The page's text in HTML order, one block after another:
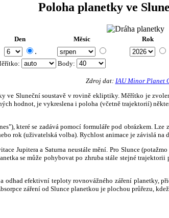
Poloha planetky ve
Den Měsíc Rok
.
Body:
Zdroj dat: IAU Minor Planet
ve Sluneční soustavě v rovině ekliptiky. Měřítko je
hodnot, je vykreslena i poloha (včetně trajektorií)
které se zadává pomocí formuláře pod obrázkem.
rok (uživatelská volba). Rychlost animace je závislá na
Jupitera a Saturna neustále mění. Pro Slunce
se může pohybovat po zhruba stále stejné
efektivní teploty rovnovážného záření planetky,
záření od Slunce planetkou je plochou průřezu,